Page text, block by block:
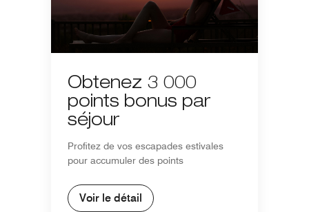
Obtenez 3 000
points bonus par
séjour
Profitez de vos escapades estivales
pour accumuler des points
Voir le détail